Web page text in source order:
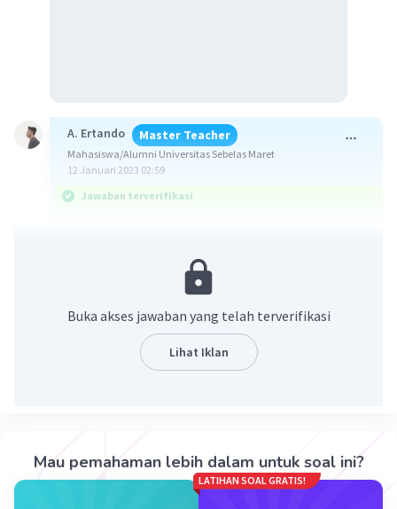
A. Ertando Master Teacher
Mahasiswa/Alumni Universitas Sebelas Maret
12 Januari 2023 02:59
Jawaban terverifikasi
adalah kandung kemih, ureter, vesikula
seminalis, kelenjar prostat, rektum, saluran
deferens, epididimis, testis, skrotum, foreskin
kepala penis, penis, dan uretra.
penyusun organ-organ tersebut berdasarkan
gambar adalah sebagai berikut.
Buka akses jawaban yang telah terverifikasi
Lihat Iklan
Mau pemahaman lebih dalam untuk soal ini?
LATIHAN SOAL GRATIS!